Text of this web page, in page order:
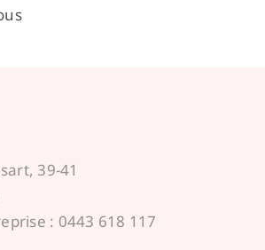
39-41
: 0443 618 117